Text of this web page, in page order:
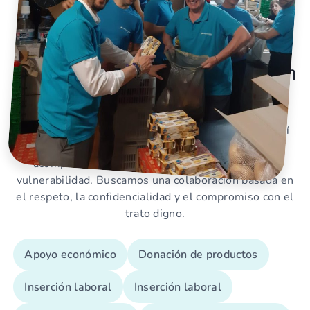
Qué hace posible el trabajo en
red
Participar como voluntario/a en el Centre Sant Martí
es formar parte de un proyecto comunitario que
acompaña a personas y familias en situación de
vulnerabilidad. Buscamos una colaboración basada en
el respeto, la confidencialidad y el compromiso con el
trato digno.
Apoyo económico Donación de productos
Inserción laboral Inserción laboral